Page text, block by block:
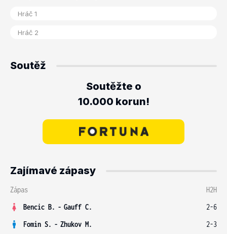
Soutěž
Soutěžte o
10.000 korun!
Zajímavé zápasy
Zápas
H2H
Bencic B. - Gauff C.
2-6
Fomin S. - Zhukov M.
2-3